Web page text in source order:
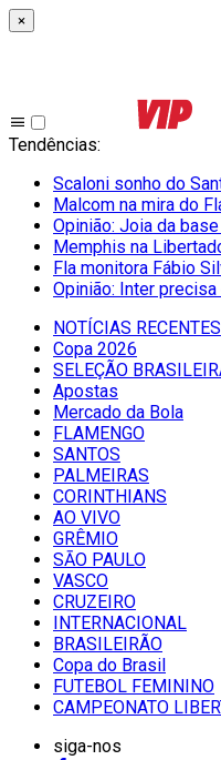
×
Tendências:
Scaloni sonho do
Malcom na mira do
Opinião: Joia da
Memphis na
Fla monitora Fábio
Opinião: Inter precisa
NOTÍCIAS RECENTES
Copa 2026
SELEÇÃO
Apostas
Mercado da Bola
FLAMENGO
SANTOS
PALMEIRAS
CORINTHIANS
AO VIVO
GRÊMIO
SĀO PAULO
VASCO
CRUZEIRO
INTERNACIONAL
BRASILEIRÃO
Copa do Brasil
FUTEBOL FEMININO
CAMPEONATO
siga-nos